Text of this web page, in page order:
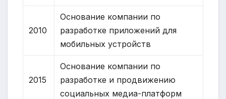
2010
Основание компании по
разработке приложений для
мобильных устройств
2015
Основание компании по
разработке и продвижению
социальных медиа-платформ